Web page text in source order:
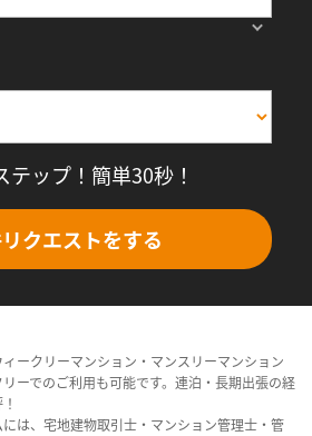
テップ！簡単30秒！
クエストをする
ークリーマンション・マンスリーマンション
ーでのご利用も可能です。連泊・長期出張の経
は、宅地建物取引士・マンション管理士・管